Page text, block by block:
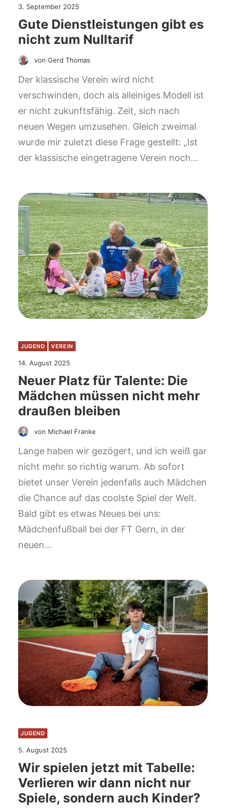
3. September 2025
Gute Dienstleistungen gibt es
nicht zum Nulltarif
von Gerd Thomas
Der klassische Verein wird nicht
verschwinden, doch als alleiniges Modell ist
er nicht zukunftsfähig. Zeit, sich nach
neuen Wegen umzusehen. Gleich zweimal
wurde mir zuletzt diese Frage gestellt: „Ist
der klassische eingetragene Verein noch…
JUGEND VEREIN
14. August 2025
Neuer Platz für Talente: Die
Mädchen müssen nicht mehr
draußen bleiben
von Michael Franke
Lange haben wir gezögert, und ich weiß gar
nicht mehr so richtig warum. Ab sofort
bietet unser Verein jedenfalls auch Mädchen
die Chance auf das coolste Spiel der Welt.
Bald gibt es etwas Neues bei uns:
Mädchenfußball bei der FT Gern, in der
neuen…
JUGEND
5. August 2025
Wir spielen jetzt mit Tabelle:
Verlieren wir dann nicht nur
Spiele, sondern auch Kinder?